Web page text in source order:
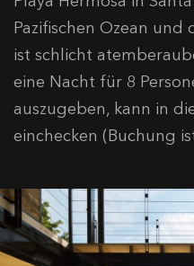
Pazifischen Ozean
ist schlicht
eine Nacht für 8
auszugeben, kann in
einchecken (Buchung